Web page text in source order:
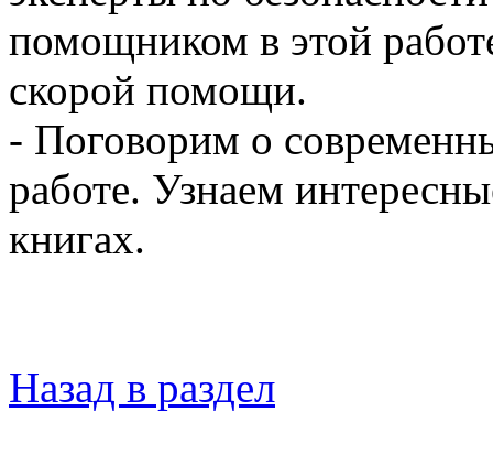
помощником в этой
скорой помощи.
- Поговорим о
работе. Узнаем
книгах.
Назад в раздел